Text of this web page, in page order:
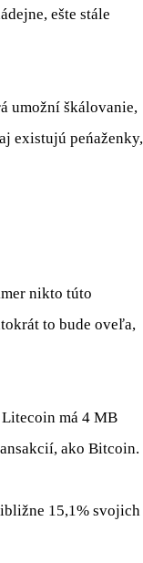
ešte stále
umožní škálovanie,
existujú peńaženky,
nikto túto
to bude oveľa,
má 4 MB
ako Bitcoin.
15,1% svojich